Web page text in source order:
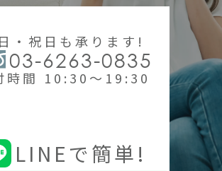
・祝日も承ります!
03-6263-0835
時間 10:30～19:30
LINEで簡単!